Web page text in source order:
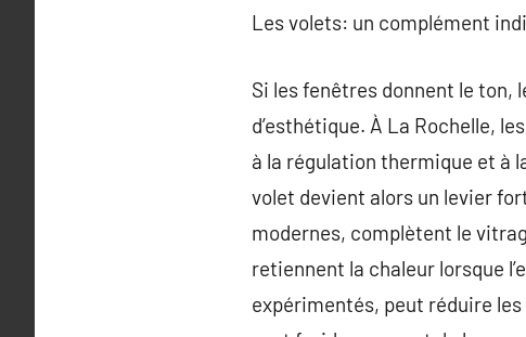
Les volets: un complément
Si les fenêtres donnent le ton,
d’esthétique. À La Rochelle,
à la régulation thermique et à
volet devient alors un levier
modernes, complètent le
retiennent la chaleur lorsque
expérimentés, peut réduire